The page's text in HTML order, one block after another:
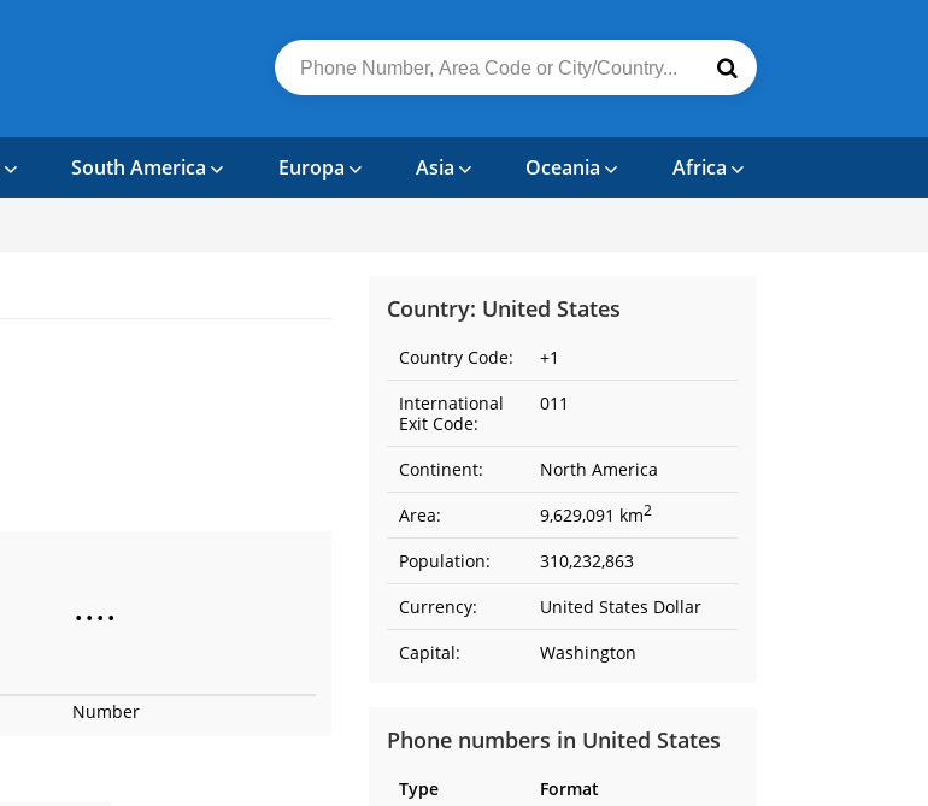
South America Europa Asia Oceania Africa
• • • •
Number
Country: United States
Country Code:
+1
International
Exit Code:
011
Continent:
North America
Area:
9,629,091 km2
Population:
310,232,863
Currency:
United States Dollar
Capital:
Washington
Phone numbers in United States
Type
Format